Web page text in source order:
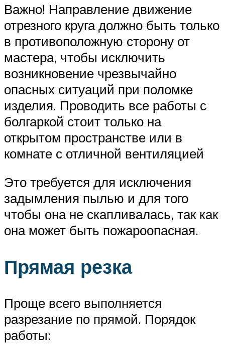
Важно! Направление движение
отрезного круга должно быть только
в противоположную сторону от
мастера, чтобы исключить
возникновение чрезвычайно
опасных ситуаций при поломке
изделия. Проводить все работы с
болгаркой стоит только на
открытом пространстве или в
комнате с отличной вентиляцией
Это требуется для исключения
задымления пылью и для того
чтобы она не скапливалась, так как
она может быть пожароопасная.
Прямая резка
Проще всего выполняется
разрезание по прямой. Порядок
работы: